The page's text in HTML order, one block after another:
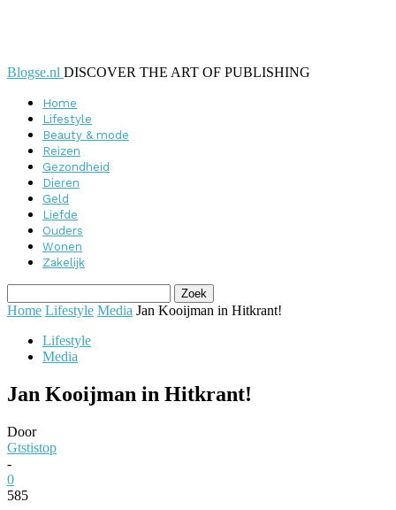
Blogse.nl DISCOVER THE ART OF PUBLISHING
Home
Lifestyle
Beauty & mode
Reizen
Gezondheid
Dieren
Geld
Liefde
Ouders
Wonen
Zakelijk
Home Lifestyle Media Jan Kooijman in Hitkrant!
Lifestyle
Media
Jan Kooijman in Hitkrant!
Door
Gtstistop
-
0
585